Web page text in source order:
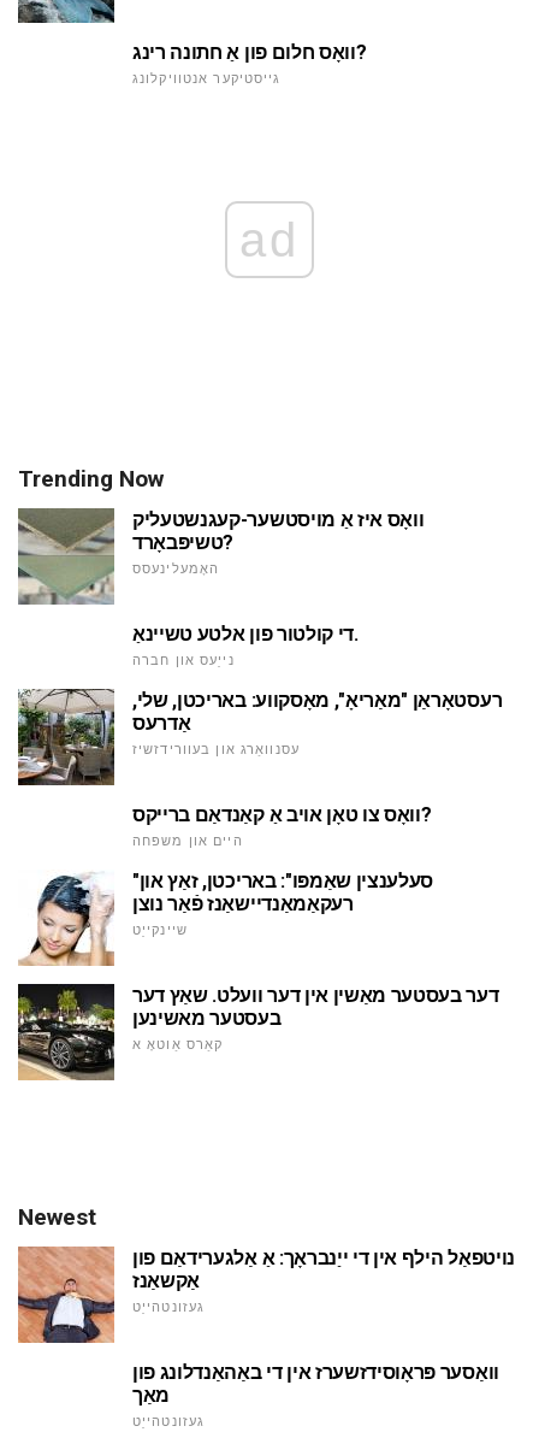
וואָס חלום פון אַ חתונה רינג?
גייסטיקער אנטוויקלונג
ad
Trending Now
וואָס איז אַ מויסטשער-קעגנשטעליק
טשיפּבאָרד?
האָמעלינעסס
די קולטור פון אלטע טשיינאַ.
נייַעס און חברה
רעסטאָראַן "מאַריאָ", מאָסקווע: באריכטן, שלי,
אַדרעס
עסנוואַרג און בעוורידזשיז
וואָס צו טאָן אויב אַ קאַנדאַם ברייקס?
היים און משפּחה
"סעלענצין שאַמפּו": באריכטן, זאַץ און
רעקאַמאַנדיישאַנז פֿאַר נוצן
שיינקייַט
דער בעסטער מאַשין אין דער וועלט. שאַץ דער
בעסטער מאשינען
קאַרס אַוטאָ א
Newest
נויטפאַל הילף אין די ייַנבראָך: אַ אַלגערידאַם פון
אַקשאַנז
געזונטהייַט
וואַסער פּראָוסידזשערז אין די באַהאַנדלונג פון
מאַך
געזונטהייַט